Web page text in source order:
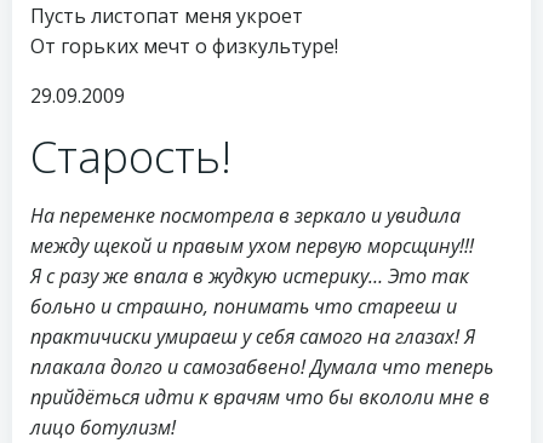
Пусть листопат меня укроет
От горьких мечт о физкультуре!
29.09.2009
Старость!
На переменке посмотрела в зеркало и увидила
между щекой и правым ухом первую морсщину!!!
Я с разу же впала в жудкую истерику… Это так
больно и страшно, понимать что старееш и
практичиски умираеш у себя самого на глазах! Я
плакала долго и самозабвено! Думала что теперь
прийдёться идти к врачям что бы вкололи мне в
лицо ботулизм!